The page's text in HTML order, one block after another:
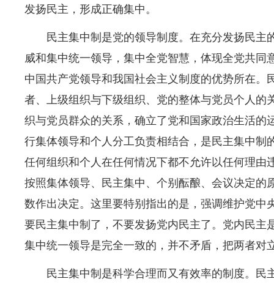
发扬民主，形成正确集中。
民主集中制是党的领导制度。在充分发扬民主
威和集中统一领导，集中全党智慧，体现全党共同
中国共产党领导和我国社会主义制度的优势所在。
者、上级组织与下级组织、党的整体与党员个人的
织与党员群众的关系，确立了党和国家政治生活的
行集体领导和个人分工负责相结合，是民主集中制
任何组织和个人在任何情况下都不允许以任何理由
按照集体领导、民主集中、个别酝酿、会议决定的
数作出决定。这里要特别指出的是，强调维护党中
要民主集中制了，不要发扬党内民主了。党内民主
集中统一领导是完全一致的，并不矛盾，把两者对
民主集中制是科学合理而又有效率的制度。民